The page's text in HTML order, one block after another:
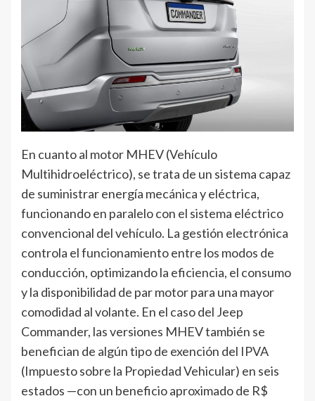
En cuanto al motor MHEV (Vehículo
Multihidroeléctrico), se trata de un sistema capaz
de suministrar energía mecánica y eléctrica,
funcionando en paralelo con el sistema eléctrico
convencional del vehículo. La gestión electrónica
controla el funcionamiento entre los modos de
conducción, optimizando la eficiencia, el consumo
y la disponibilidad de par motor para una mayor
comodidad al volante. En el caso del Jeep
Commander, las versiones MHEV también se
benefician de algún tipo de exención del IPVA
(Impuesto sobre la Propiedad Vehicular) en seis
estados —con un beneficio aproximado de R$